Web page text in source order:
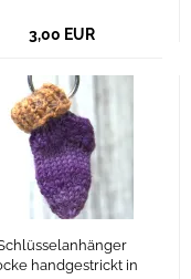
3,00 EUR
handgestrickt in